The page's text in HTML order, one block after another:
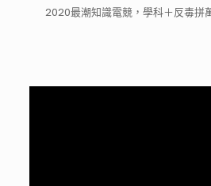
2020最潮知識電競，學科＋反毒拼